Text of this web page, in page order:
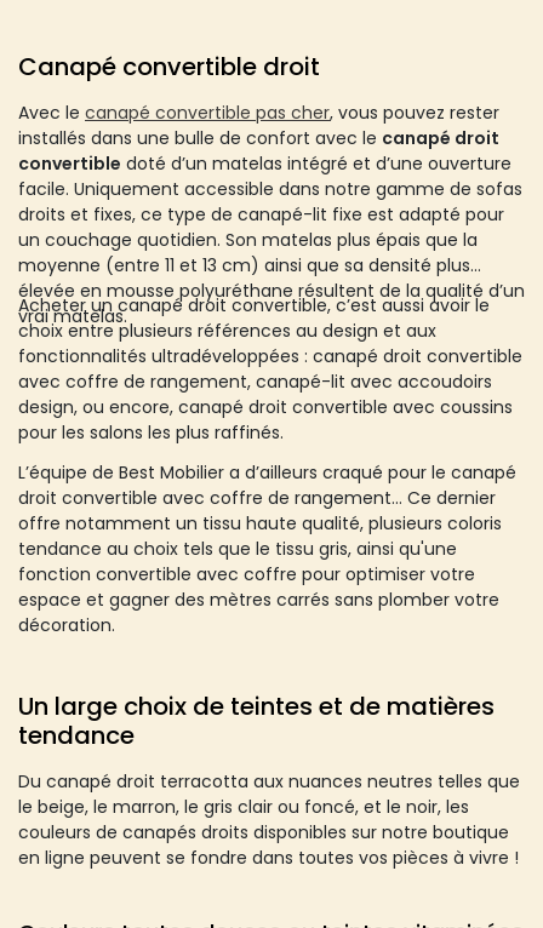
Canapé convertible droit
Avec le canapé convertible pas cher, vous pouvez rester
installés dans une bulle de confort avec le canapé droit
convertible doté d’un matelas intégré et d’une ouverture
facile. Uniquement accessible dans notre gamme de sofas
droits et fixes, ce type de canapé-lit fixe est adapté pour
un couchage quotidien. Son matelas plus épais que la
moyenne (entre 11 et 13 cm) ainsi que sa densité plus
élevée en mousse polyuréthane résultent de la qualité d’un
vrai matelas.
Acheter un canapé droit convertible, c’est aussi avoir le
choix entre plusieurs références au design et aux
fonctionnalités ultradéveloppées : canapé droit convertible
avec coffre de rangement, canapé-lit avec accoudoirs
design, ou encore, canapé droit convertible avec coussins
pour les salons les plus raffinés.
L’équipe de Best Mobilier a d’ailleurs craqué pour le canapé
droit convertible avec coffre de rangement… Ce dernier
offre notamment un tissu haute qualité, plusieurs coloris
tendance au choix tels que le tissu gris, ainsi qu'une
fonction convertible avec coffre pour optimiser votre
espace et gagner des mètres carrés sans plomber votre
décoration.
Un large choix de teintes et de matières
tendance
Du canapé droit terracotta aux nuances neutres telles que
le beige, le marron, le gris clair ou foncé, et le noir, les
couleurs de canapés droits disponibles sur notre boutique
en ligne peuvent se fondre dans toutes vos pièces à vivre !